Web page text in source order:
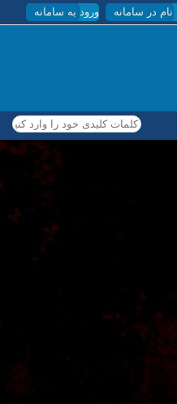
در سامانه ورود به سامانه
کلمات کلیدی خود را وارد کنید